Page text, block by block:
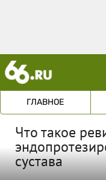
ГЛАВНОЕ
Что такое
сустава